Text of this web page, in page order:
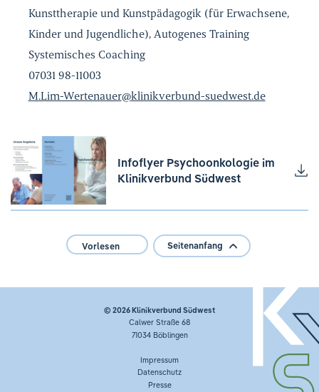
Kunsttherapie und Kunstpädagogik (für Erwachsene,
Kinder und Jugendliche), Autogenes Training
Systemisches Coaching
07031 98-11003
M.Lim-Wertenauer@klinikverbund-suedwest.de
Infoflyer Psychoonkologie im
Klinikverbund Südwest
Vorlesen Seitenanfang
© 2026Klinikverbund Südwest
Calwer Straße 68
71034 Böblingen
Impressum
Datenschutz
Presse